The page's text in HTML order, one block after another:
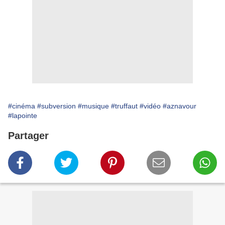
#cinéma #subversion #musique #truffaut #vidéo #aznavour
#lapointe
Partager